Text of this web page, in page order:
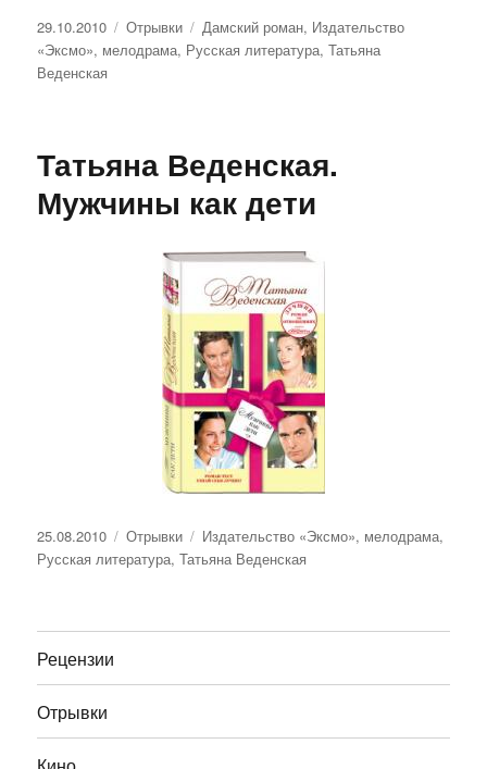
Опубликовано
29.10.2010 Рубрики
Отрывки Метки
Дамский роман, Издательство
«Эксмо», мелодрама, Русская литература,Татьяна
Веденская
Татьяна Веденская.
Мужчины как дети
Опубликовано
25.08.2010 Рубрики
Отрывки Метки
Издательство «Эксмо», мелодрама,
Русская литература,Татьяна Веденская
Рецензии
Отрывки